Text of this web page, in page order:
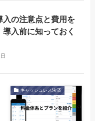
入の注意点と費用を
入前に知っておく
キャッシュレス決済